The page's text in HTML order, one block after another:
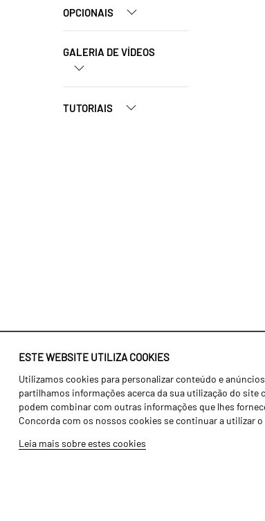
ESTE WEBSITE UTILIZA COOKIES
Utilizamos cookies para personalizar conteúdo e
partilhamos informações acerca da sua utilização do site
podem combinar com outras informações que lhes
Concorda com os nossos cookies se continuar a utilizar
Leia mais sobre estes cookies
OPCIONAIS
GALERIA DE VÍDEOS
TUTORIAIS
Identidade
História
Fábrica / Produção
Recursos Humanos
Agricultura
Transportes
Gama